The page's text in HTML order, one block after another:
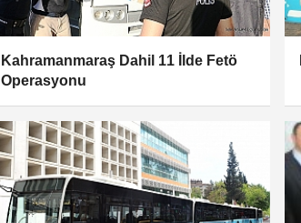
Kahramanmaraş Dahil 11 İlde Fetö
Operasyonu